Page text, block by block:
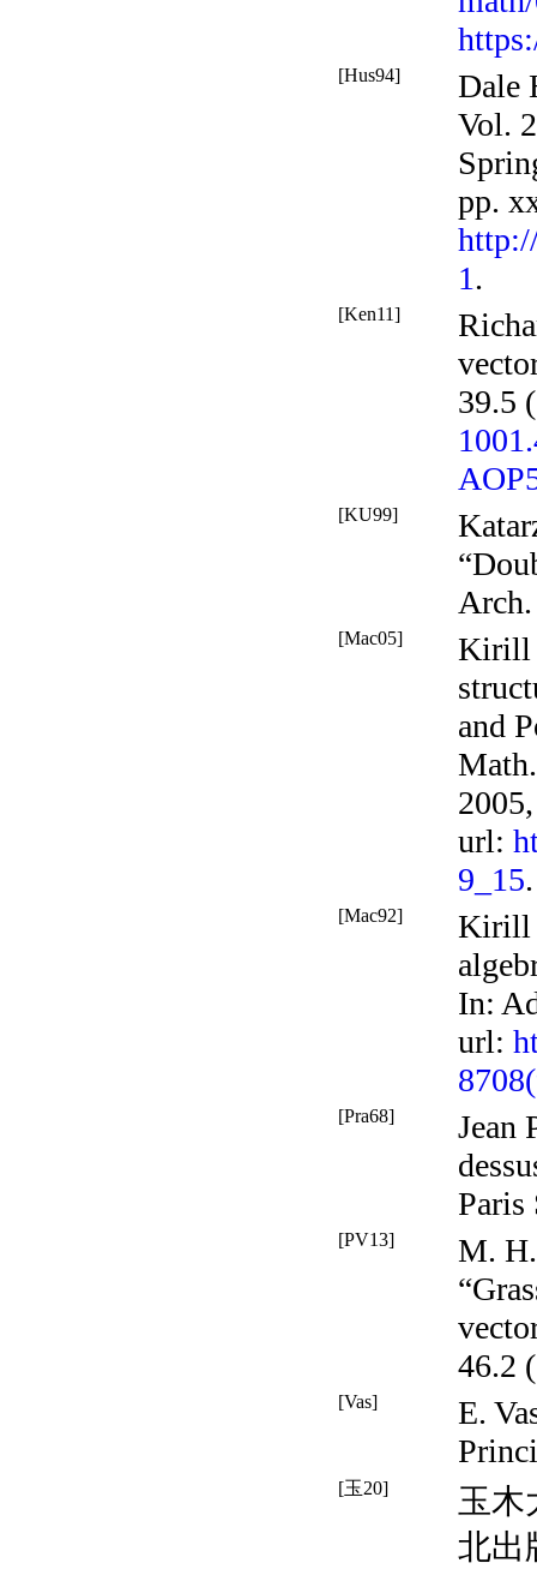
[Hus94]
Dale
Vol.
pp.
1.
[Ken11]
39.5
[KU99]
[Mac05]
Kirill
and
url:
9_15.
[Mac92]
Kirill
In:
url:
[Pra68]
Jean
[PV13]
M.
46.2
[Vas]
E.
[玉20]
玉
北出